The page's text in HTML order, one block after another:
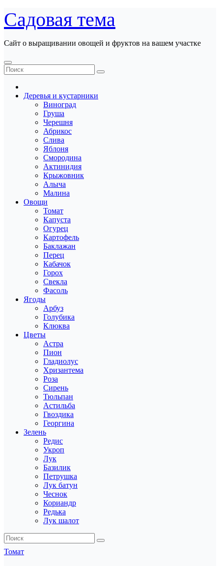
Перейти
к
содержанию
Садовая тема
Сайт о выращивании овощей и фруктов на вашем участке
Деревья и кустарники
Виноград
Груша
Черешня
Абрикос
Слива
Яблоня
Смородина
Актинидия
Крыжовник
Алыча
Малина
Овощи
Томат
Капуста
Огурец
Картофель
Баклажан
Перец
Кабачок
Горох
Свекла
Фасоль
Ягоды
Арбуз
Голубика
Клюква
Цветы
Астра
Пион
Гладиолус
Хризантема
Роза
Сирень
Тюльпан
Астильба
Гвоздика
Георгина
Зелень
Редис
Укроп
Лук
Базилик
Петрушка
Лук батун
Чеснок
Кориандр
Редька
Лук шалот
Томат